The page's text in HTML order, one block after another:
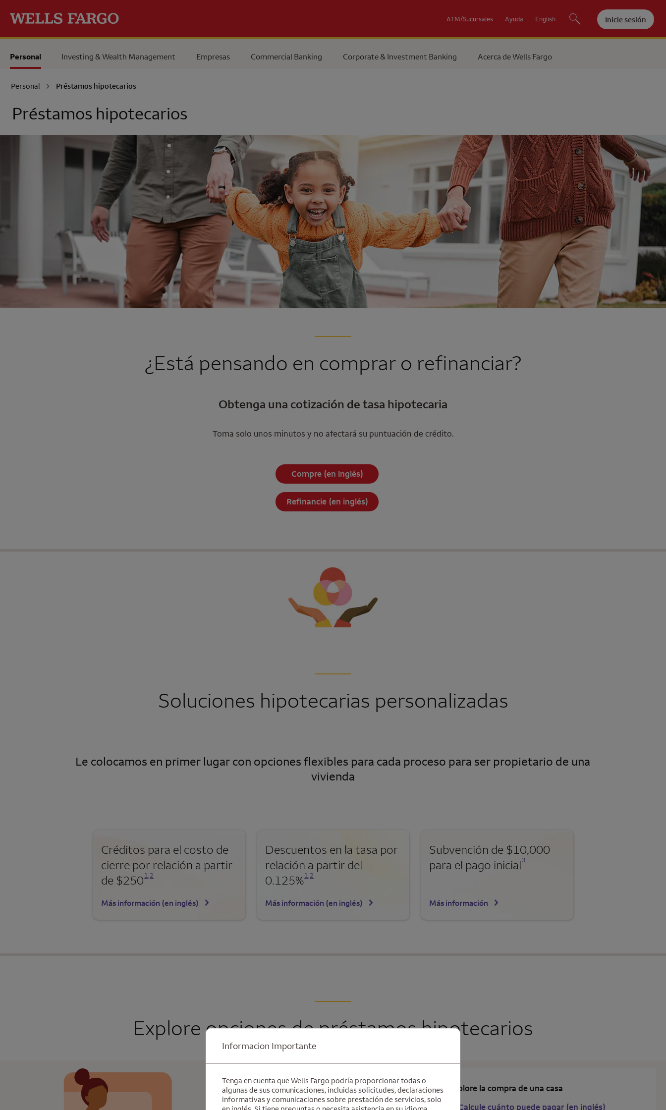
ATM/Sucursales Ayuda English Inicie sesión
Personal Investing & Wealth Management Empresas Commercial Banking Corporate & Investment Banking Acerca deWells Fargo
Personal Préstamos hipotecarios
Préstamos hipotecarios
¿Está pensando en comprar o refinanciar?
Obtenga una cotización de tasa hipotecaria
Toma solo unos minutos y no afectará su puntuación de crédito.
Compre (en inglés)
Refinancie (en inglés)
Soluciones hipotecarias personalizadas
Le colocamos en primer lugar con opciones flexibles para cada proceso para ser propietario de una
vivienda
Créditos para el costo de
cierre por relación a partir
de $250
Se abre una modalidad para nota al pie
1,
Se abre una modalidad para nota al pie
2
Más información (en inglés)
Descuentos en la tasa por
relación a partir del
0.125%
Se abre una modalidad para nota al pie
1,
Se abre una modalidad para nota al pie
2
Más información (en inglés)
Subvención de $10,000
para el pago inicial
Se abre una modalidad para nota al pie
3
Más información
Explore opciones de préstamos hipotecarios
Compra de una casa
Explore la compra de una casa
Calcule cuánto puede pagar (en inglés)
Informacion Importante
Tenga en cuenta que Wells Fargo podría proporcionar todas o
algunas de sus comunicaciones, incluidas solicitudes, declaraciones
informativas y comunicaciones sobre prestación de servicios, solo